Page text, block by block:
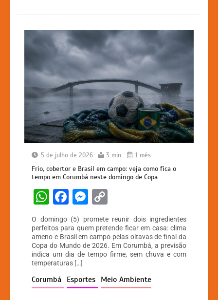
5 de julho de 2026 3 min 1 mês
Frio, cobertor e Brasil em campo: veja como fica o
tempo em Corumbá neste domingo de Copa
W
h
at
s
A
p
p
F
a
c
e
b
o
o
M
s
s
e
n
g
p
y
Li
n
k
O domingo (5) promete reunir dois ingredientes
perfeitos para quem pretende ficar em casa: clima
ameno e Brasil em campo pelas oitavas de final da
Copa do Mundo de 2026. Em Corumbá, a previsão
indica um dia de tempo firme, sem chuva e com
temperaturas […]
Corumbá Esportes Meio Ambiente